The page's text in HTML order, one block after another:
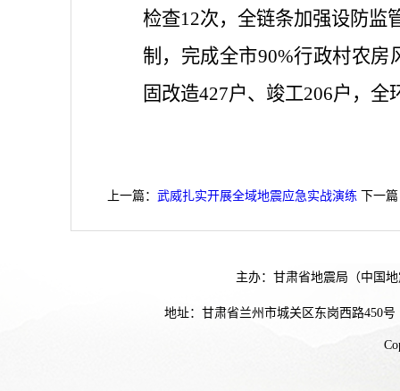
检查12次，全链条加强设防监
制，完成全市90%行政村农
固改造427户、竣工206户，全
上一篇： 武威扎实开展全域地震应急实战演练 下一
主办：甘肃省地震局（中国
地址：甘肃省兰州市城关区东岗西路450号